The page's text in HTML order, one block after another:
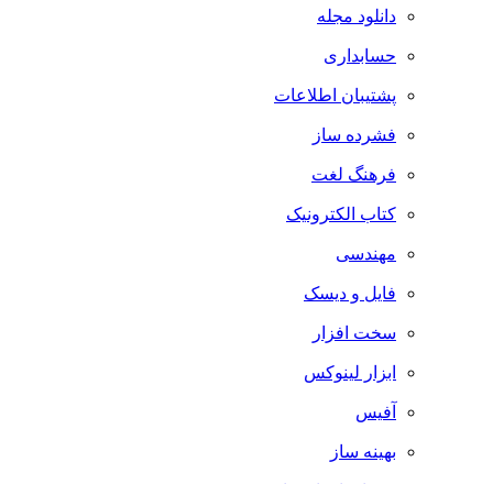
دانلود مجله
حسابداری
پشتیبان اطلاعات
فشرده ساز
فرهنگ لغت
کتاب الکترونیک
مهندسی
فایل و دیسک
سخت افزار
ابزار لینوکس
آفیس
بهینه ساز